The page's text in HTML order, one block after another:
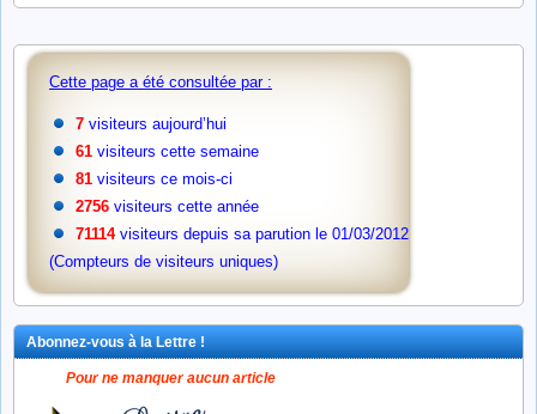
Cette page a été consultée par :
7 visiteurs aujourd’hui
61 visiteurs cette semaine
81 visiteurs ce mois-ci
2756 visiteurs cette année
71114visiteurs depuis sa parution le 01/03/2012
(Compteurs de visiteurs uniques)
Abonnez-vous à la Lettre !
Pour ne manquer aucun article